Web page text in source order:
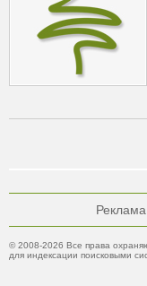
Реклама
© 2008-2026 Все права
для индексации поисковыми